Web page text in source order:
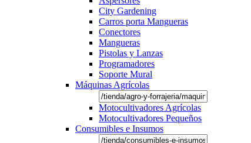
City Gardening
Carros porta Mangueras
Conectores
Mangueras
Pistolas y Lanzas
Programadores
Soporte Mural
Máquinas Agrícolas
Motocultivadores Agrícolas
Motocultivadores Pequeños
Consumibles e Insumos